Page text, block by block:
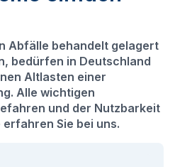
Abfälle behandelt gelagert
bedürfen in Deutschland
Altlasten einer
Alle wichtigen
und der Nutzbarkeit
Sie bei uns.